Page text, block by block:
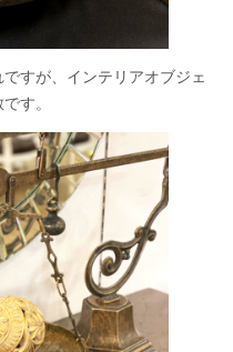
すが、インテリアオブジェ
す。